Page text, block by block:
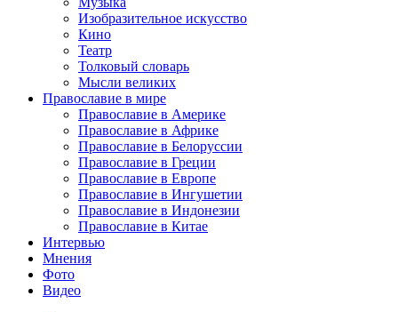
Изобразительное искусство
Кино
Театр
Толковый словарь
Мысли великих
Православие в мире
Православие в Америке
Православие в Африке
Православие в Белоруссии
Православие в Греции
Православие в Европе
Православие в Ингушетии
Православие в Индонезии
Православие в Китае
Интервью
Мнения
Фото
Видео